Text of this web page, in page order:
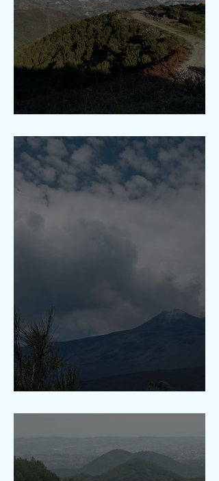
Chemin Girasì
Mont Scorsone